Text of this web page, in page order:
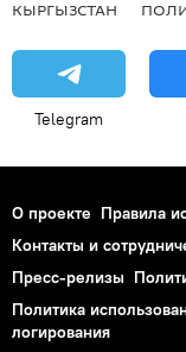
КЫРГЫЗСТАН
Telegram
О проекте Правила
Контакты и
Пресс-релизы
Политика
логирования